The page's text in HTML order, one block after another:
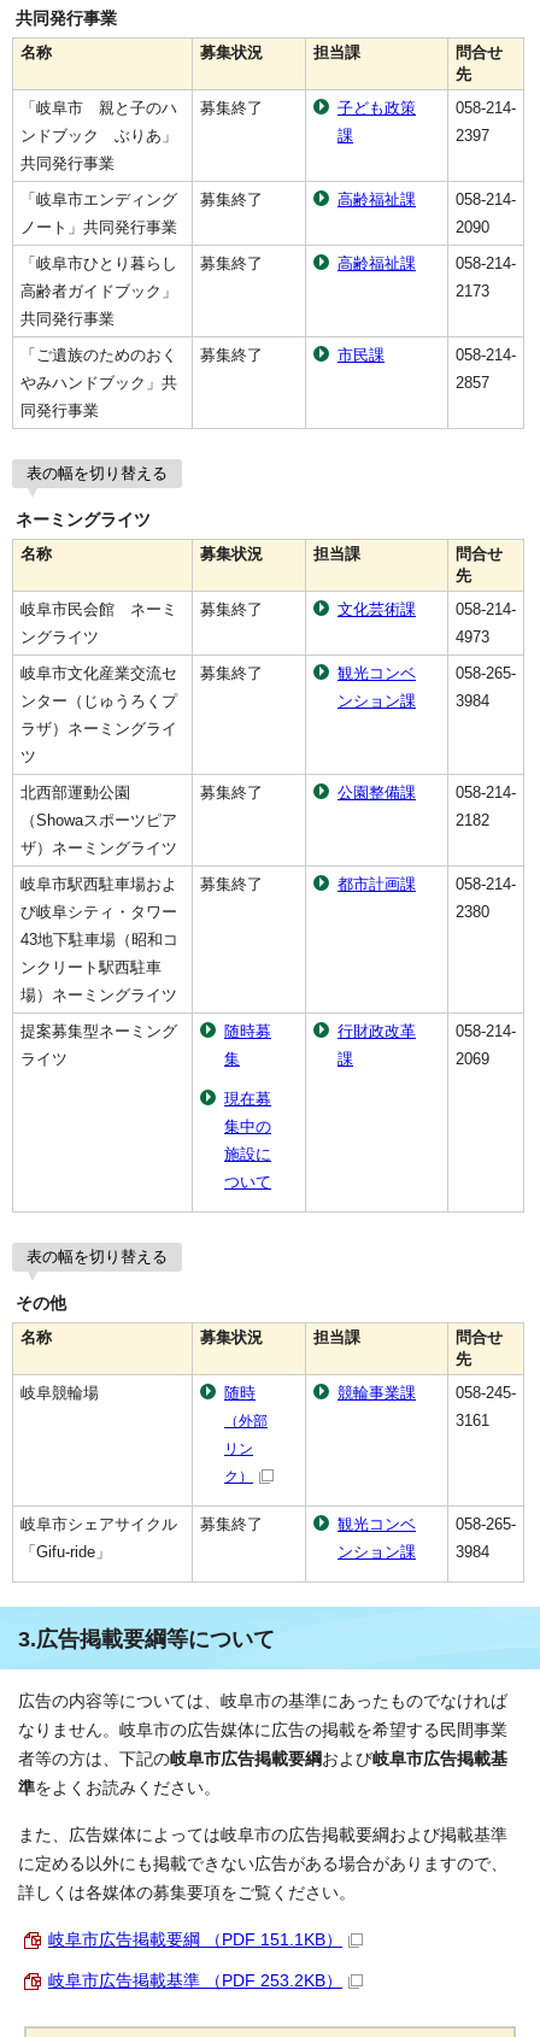
共同発行事業
名称
募集状況 担当課
問合せ
先
「岐阜市 親と子のハ
ンドブック ぶりあ」
共同発行事業
募集終了
子ども政策
課
058-214-
2397
「岐阜市エンディング
ノート」共同発行事業
募集終了 高齢福祉課
058-214-
2090
「岐阜市ひとり暮らし
高齢者ガイドブック」
共同発行事業
募集終了 高齢福祉課
058-214-
2173
「ご遺族のためのおく
やみハンドブック」共
同発行事業
募集終了 市民課
058-214-
2857
表の幅を切り替える
ネーミングライツ
名称
募集状況 担当課
問合せ
先
岐阜市民会館 ネーミ
ングライツ
募集終了 文化芸術課
058-214-
4973
岐阜市文化産業交流セ
ンター（じゅうろくプ
ラザ）ネーミングライ
ツ
募集終了
観光コンベ
ンション課
058-265-
3984
北西部運動公園
（Showaスポーツピア
ザ）ネーミングライツ
募集終了 公園整備課
058-214-
2182
岐阜市駅西駐車場およ
び岐阜シティ・タワー
43地下駐車場（昭和コ
ンクリート駅西駐車
場）ネーミングライツ
募集終了 都市計画課
058-214-
2380
提案募集型ネーミング
ライツ
随時募
集
現在募
集中の
施設に
ついて
行財政改革
課
058-214-
2069
表の幅を切り替える
その他
名称
募集状況 担当課
問合せ
先
岐阜競輪場
随時
（外部
リン
ク）
競輪事業課
058-245-
3161
岐阜市シェアサイクル
「Gifu-ride」
募集終了
観光コンベ
ンション課
058-265-
3984
3.広告掲載要綱等について
広告の内容等については、岐阜市の基準にあったものでなければ
なりません。岐阜市の広告媒体に広告の掲載を希望する民間事業
者等の方は、下記の岐阜市広告掲載要綱および岐阜市広告掲載基
準をよくお読みください。
また、広告媒体によっては岐阜市の広告掲載要綱および掲載基準
に定める以外にも掲載できない広告がある場合がありますので、
詳しくは各媒体の募集要項をご覧ください。
岐阜市広告掲載要綱 （PDF 151.1KB）
岐阜市広告掲載基準 （PDF 253.2KB）